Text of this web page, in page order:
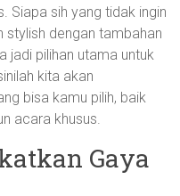
Siapa sih yang tidak ingin
stylish dengan tambahan
jadi pilihan utama untuk
kita akan
bisa kamu pilih, baik
acara khusus.
Gaya